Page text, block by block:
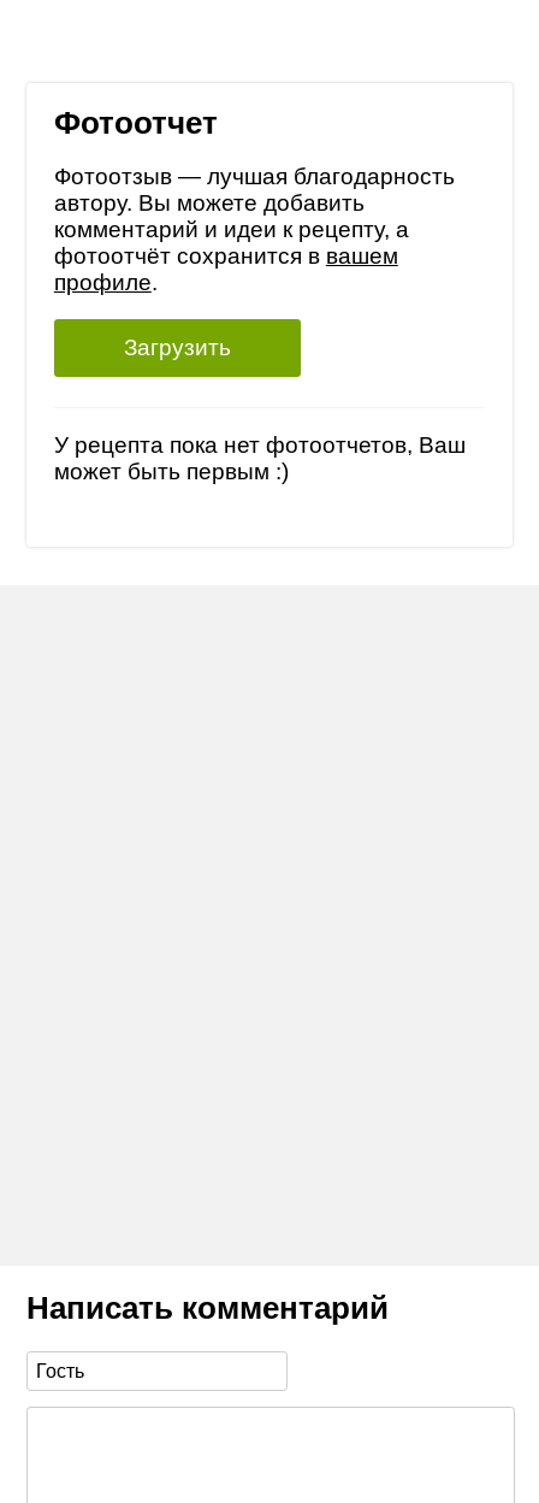
Фотоотчет
Фотоотзыв — лучшая благодарность
автору. Вы можете добавить
комментарий и идеи к рецепту, а
фотоотчёт сохранится в вашем
профиле.
Загрузить
У рецепта пока нет фотоотчетов, Ваш
может быть первым :)
Написать комментарий